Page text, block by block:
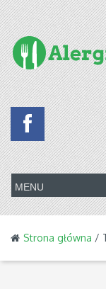
Strona główna /